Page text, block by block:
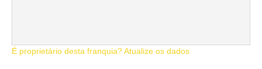
É proprietário desta franquia? Atualize os dados